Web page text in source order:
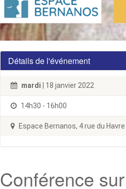
Détails de l'événement
mardi | 18 janvier 2022
14h30 - 16h00
Espace Bernanos, 4 rue du
Conférence